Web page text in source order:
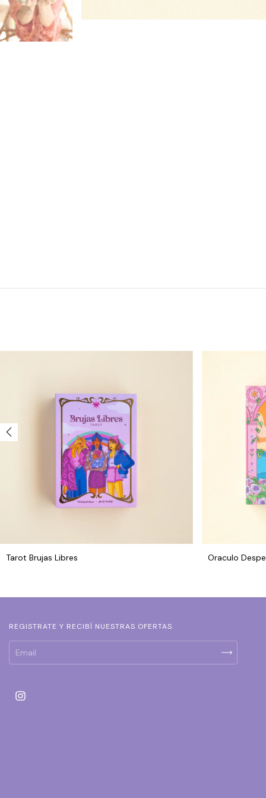
Tarot Brujas Libres Oraculo
REGISTRATE Y RECIBÍ NUESTRAS OFERTAS.